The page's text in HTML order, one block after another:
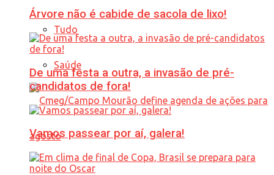
Tudo
Saúde
Árvore não é cabide de sacola de lixo!
De uma festa a outra, a invasão de pré-
candidatos de fora!
Vamos passear por aí, galera!